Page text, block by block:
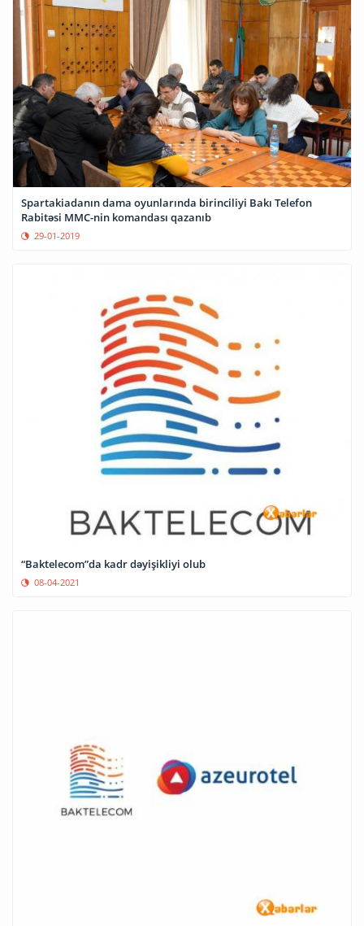
Spartakiadanın dama oyunlarında birinciliyi Bakı Telefon
Rabitəsi MMC-nin komandası qazanıb
29-01-2019
“Baktelecom”da kadr dəyişikliyi olub
08-04-2021